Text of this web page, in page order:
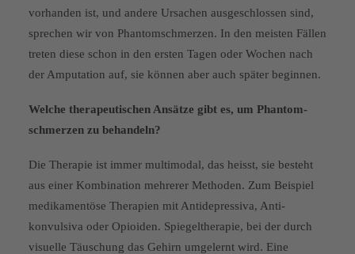
vorhanden ist, und andere Ursachen ausgeschlossen sind,
sprechen wir von Phantomschmer­zen. In den meisten Fällen
treten diese schon in den ersten Tagen oder Wochen nach
der Amputation auf, sie können aber auch später begin­nen.
Welche therapeutischen Ansätze gibt es, um Phantom­
schmerzen zu behandeln?
Die Therapie ist immer multimodal, das heisst, sie besteht
aus einer Kombination mehrerer Methoden. Zum Beispiel
medikamentöse Therapien mit Antidepressiva, Anti-
konvulsiva oder Opioiden. Spie­geltherapie, bei der durch
visuelle Täuschung das Gehirn umgelernt wird. Eine